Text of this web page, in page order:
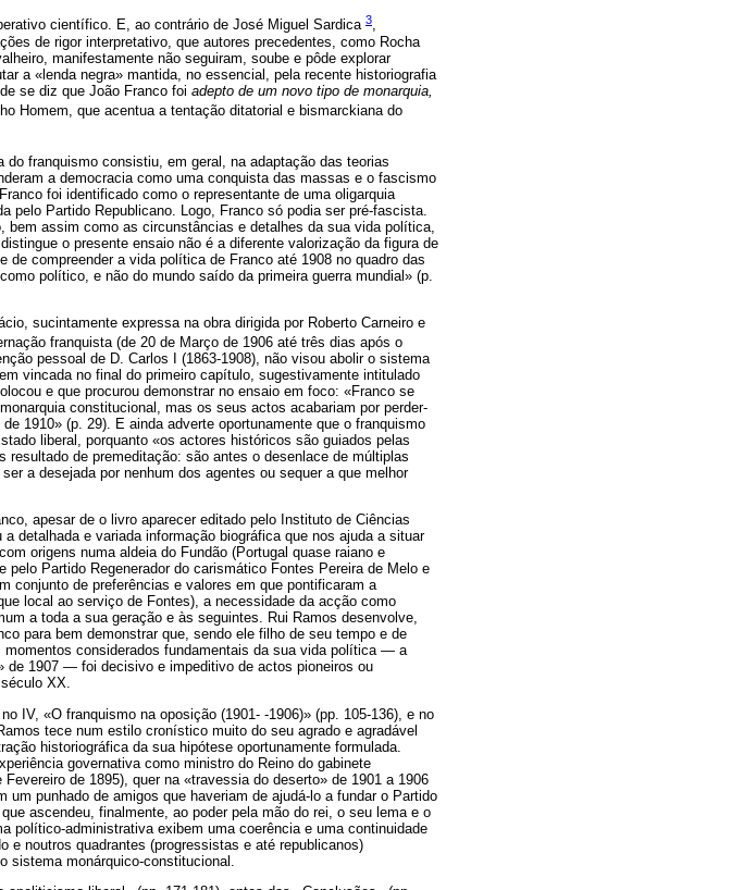
científico. E, ao contrário de José Miguel Sardica 3,
de rigor interpretativo, que autores precedentes, como Rocha
manifestamente não seguiram, soube e pôde explorar
a «lenda negra» mantida, no essencial, pela recente historiografia
se diz que João Franco foi adepto de um novo tipo de monarquia,
Homem, que acentua a tentação ditatorial e bismarckiana do
franquismo consistiu, em geral, na adaptação das teorias
a democracia como uma conquista das massas e o fascismo
foi identificado como o representante de uma oligarquia
pelo Partido Republicano. Logo, Franco só podia ser pré-fascista.
assim como as circunstâncias e detalhes da sua vida política,
o presente ensaio não é a diferente valorização da figura de
compreender a vida política de Franco até 1908 no quadro das
político, e não do mundo saído da primeira guerra mundial» (p.
sucintamente expressa na obra dirigida por Roberto Carneiro e
franquista (de 20 de Março de 1906 até três dias após o
pessoal de D. Carlos I (1863-1908), não visou abolir o sistema
vincada no final do primeiro capítulo, sugestivamente intitulado
e que procurou demonstrar no ensaio em foco: «Franco se
constitucional, mas os seus actos acabariam por perder-
1910» (p. 29). E ainda adverte oportunamente que o franquismo
liberal, porquanto «os actores históricos são guiados pelas
de premeditação: são antes o desenlace de múltiplas
a desejada por nenhum dos agentes ou sequer a que melhor
apesar de o livro aparecer editado pelo Instituto de Ciências
detalhada e variada informação biográfica que nos ajuda a situar
origens numa aldeia do Fundão (Portugal quase raiano e
Partido Regenerador do carismático Fontes Pereira de Melo e
conjunto de preferências e valores em que pontificaram a
local ao serviço de Fontes), a necessidade da acção como
a toda a sua geração e às seguintes. Rui Ramos desenvolve,
para bem demonstrar que, sendo ele filho de seu tempo e de
considerados fundamentais da sua vida política — a
de 1907 — foi decisivo e impeditivo de actos pioneiros ou
XX.
IV, «O franquismo na oposição (1901- -1906)» (pp. 105-136), e no
tece num estilo cronístico muito do seu agrado e agradável
historiográfica da sua hipótese oportunamente formulada.
governativa como ministro do Reino do gabinete
de 1895), quer na «travessia do deserto» de 1901 a 1906
punhado de amigos que haveriam de ajudá-lo a fundar o Partido
ascendeu, finalmente, ao poder pela mão do rei, o seu lema e o
político-administrativa exibem uma coerência e uma continuidade
e noutros quadrantes (progressistas e até republicanos)
sistema monárquico-constitucional.